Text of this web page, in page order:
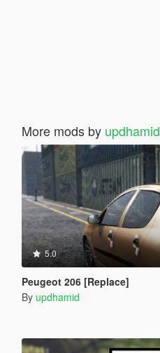
More mods by updhamid
5.0
Peugeot 206 [Replace]
By updhamid